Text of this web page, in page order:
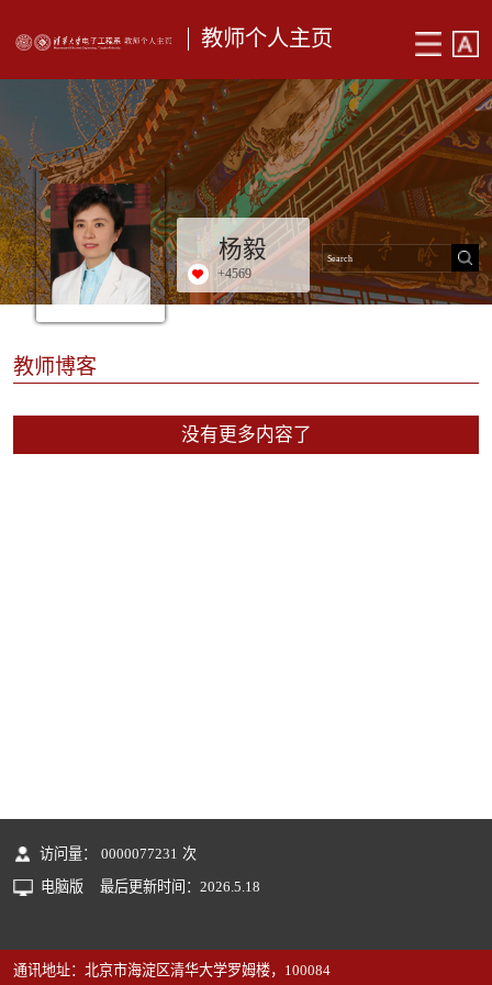
教师个人主页
杨毅
+4569
教师博客
没有更多内容了
访问量： 0000077231 次
电脑版
最后更新时间： 2026 5 18
通讯地址：北京市海淀区清华大学罗姆楼，100084